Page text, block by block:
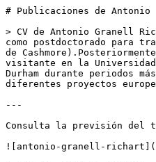
# Publicaciones de
> CV de Antonio Granell
como postdoctorado para
de
visitante en la Universidad
Durham durante periodos
diferentes proyectos
---
Consulta la previsión del
![antonio-granell-